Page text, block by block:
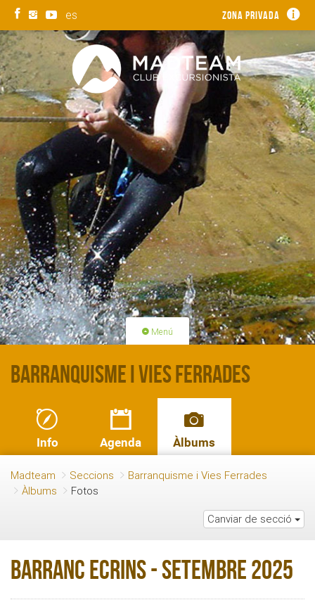
es Zona privada
Menú
QUI SOM
FES-TE SOCI
Barranquisme i Vies Ferrades
Info Agenda Àlbums
Madteam Seccions
Barranquisme i Vies Ferrades
Àlbums
Fotos
Canviar de secció
Barranc Ecrins - Setembre 2025